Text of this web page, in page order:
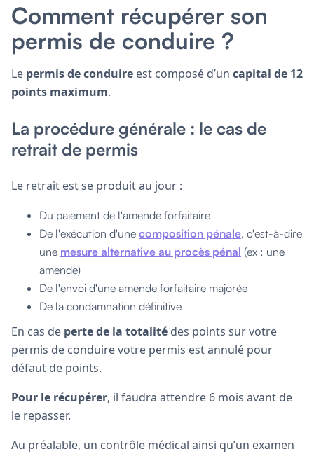
Comment récupérer son
permis de conduire ?
Le permis de conduire est composé d’un capital de 12
points maximum.
La procédure générale : le cas de
retrait de permis
Le retrait est se produit au jour :
Du paiement de l'amende forfaitaire
De l'exécution d'une composition pénale, c'est-à-dire
une mesure alternative au procès pénal (ex : une
amende)
De l'envoi d'une amende forfaitaire majorée
De la condamnation définitive
En cas de perte de la totalité des points sur votre
permis de conduire votre permis est annulé pour
défaut de points.
Pour le récupérer, il faudra attendre 6 mois avant de
le repasser.
Au préalable, un contrôle médical ainsi qu’un examen